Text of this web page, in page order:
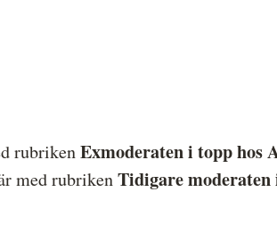
rubrikenExmoderaten i topp hos
med rubrikenTidigare